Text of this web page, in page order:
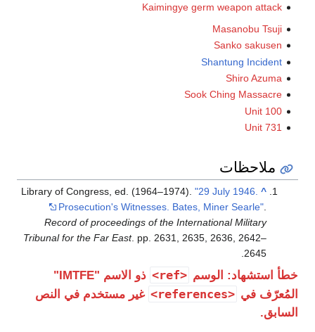
Kaimingye germ weapon attack
Masanobu Tsuji
Sanko sakusen
Shantung Incident
Shiro Azuma
Sook Ching Massacre
Unit 100
Unit 731
ملاحظات
^
Library of Congress, ed. (1964–1974)."29 July 1946.
Prosecution's Witnesses. Bates, Miner Searle"
Record of proceedings of the International Military
Tribunal for the Far East. pp. 2631, 2635, 2636, 2642–
2645.
خطأ استشهاد: الوسم <ref>
ذو الاسم "IMTFE"
المُعرّف في <references>
غير مستخدم في النص
السابق.